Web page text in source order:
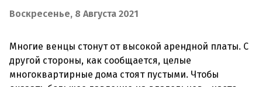
Воскресенье, 8 Августа 2021
Многие венцы стонут от высокой арендной платы. С
другой стороны, как сообщается, целые
многоквартирные дома стоят пустыми. Чтобы